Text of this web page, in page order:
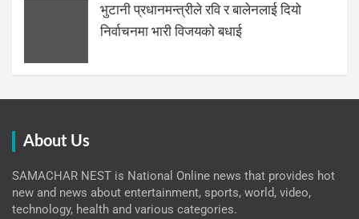
भुटानी प्रधानमन्त्रीले रवि र बालेनलाई दियो
निर्वाचनमा भारी विजयको बधाई
About Us
SAMACHAR NEST is National Online news that provides hot
new and news about entertainment, sports, world, video,
technology, health and various categories.